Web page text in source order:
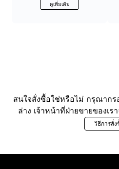
ดูเพิ่มเติม
สนใจสั่งซื้อใช่หรือไม่ กรุณาก
ล่าง เจ้าหน้าที่ฝ่ายขายของเร
วิธีการสั่ง